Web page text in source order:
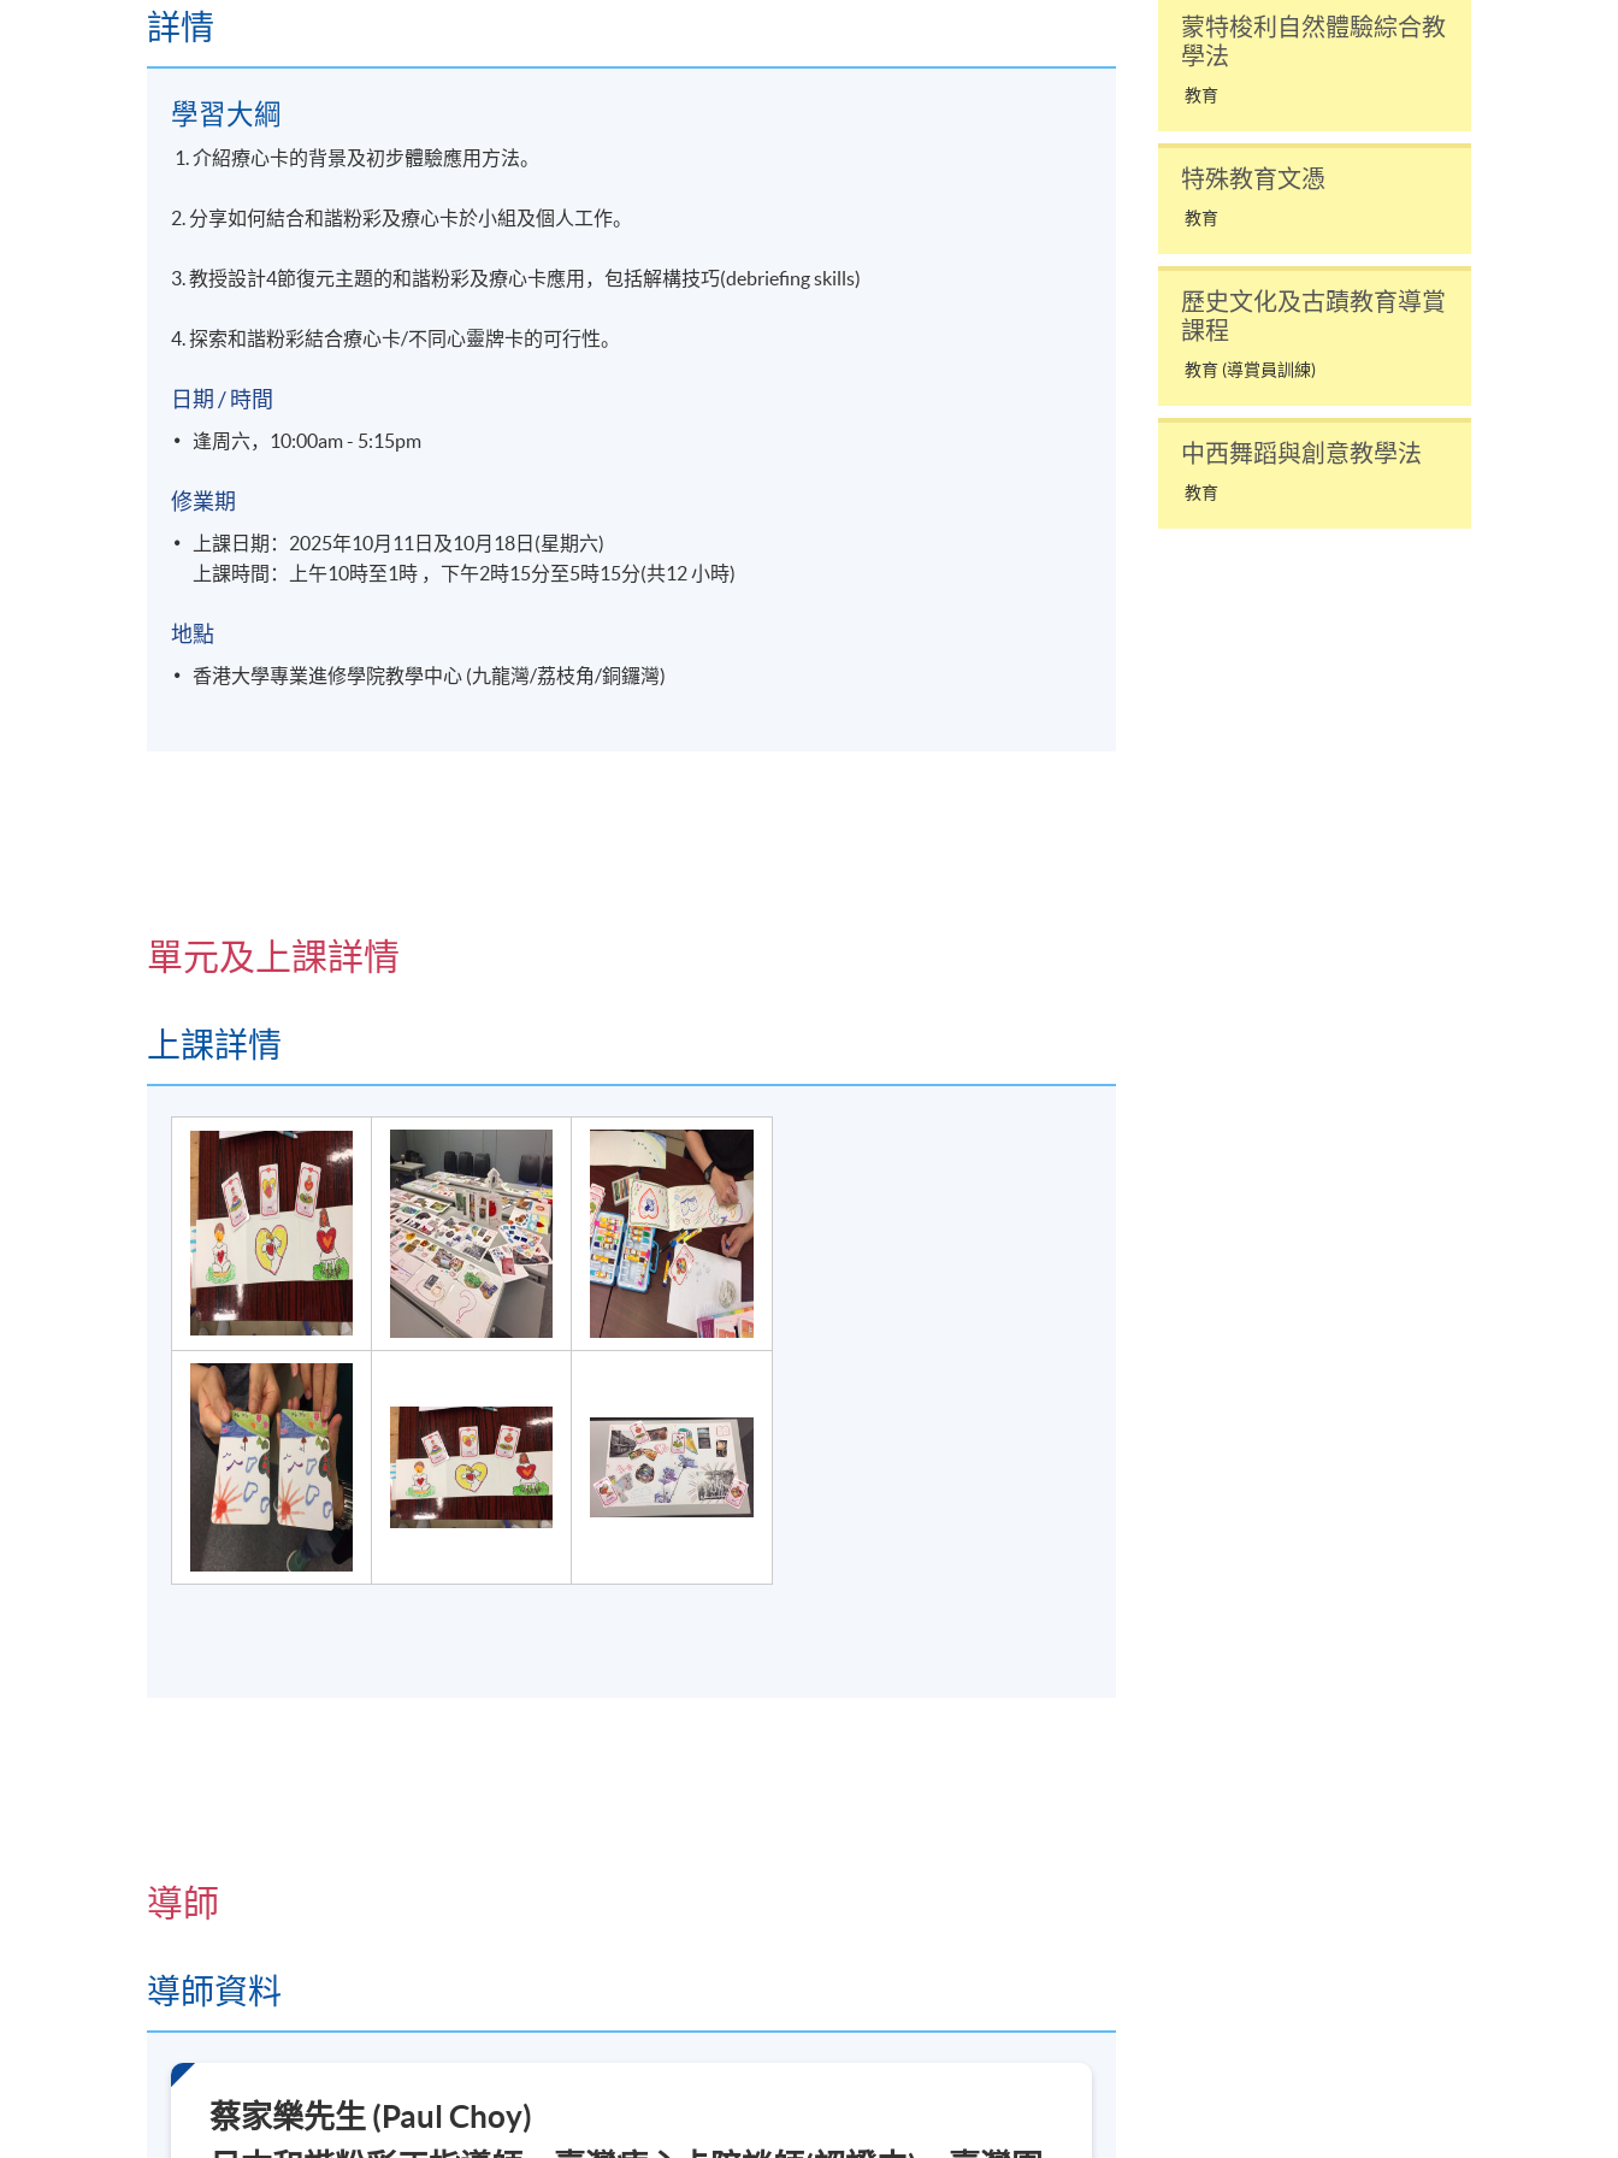
詳情
學習大綱
1. 介紹療心卡的背景及初步體驗應用方法。
2. 分享如何結合和諧粉彩及療心卡於小組及個人工作。
3. 教授設計4節復元主題的和諧粉彩及療心卡應用，包括解構技巧(debriefing skills)
4. 探索和諧粉彩結合療心卡/不同心靈牌卡的可行性。
日期 / 時間
逢周六，10:00am - 5:15pm
修業期
上課日期：2025年10月11日及10月18日(星期六)
上課時間：上午10時至1時 ，下午2時15分至5時15分(共12 小時)
地點
香港大學專業進修學院教學中心 (九龍灣/荔枝角/銅鑼灣)
單元及上課詳情
上課詳情
導師
導師資料
蔡家樂先生 (Paul Choy)
蒙特梭利自然體驗綜合教
學法
教育
特殊教育文憑
教育
歷史文化及古蹟教育導賞
課程
教育 (導賞員訓練)
中西舞蹈與創意教學法
教育